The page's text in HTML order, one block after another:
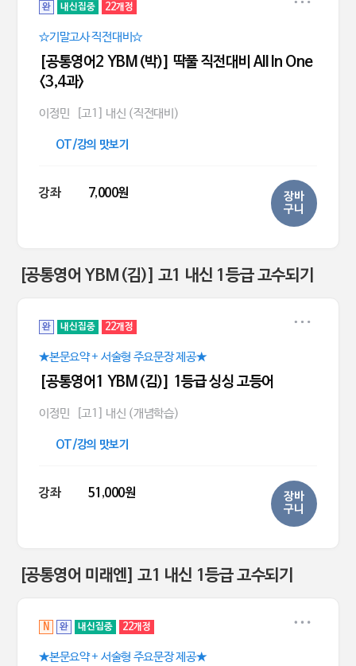
완 내신집중 22개정
☆기말고사 직전대비☆
[공통영어2 YBM(박)] 딱풀 직전대비 All In One
<3,4과>
이정민 [고1] 내신 (직전대비)
OT/강의 맛보기
강좌 7,000원
장바
구니
[공통영어 YBM(김)] 고1 내신 1등급 고수되기
완 내신집중 22개정
★본문요약 + 서술형 주요문장 제공★
[공통영어1 YBM(김)] 1등급 싱싱 고등어
이정민 [고1] 내신 (개념학습)
OT/강의 맛보기
강좌 51,000원
장바
구니
[공통영어 미래엔] 고1 내신 1등급 고수되기
N 완 내신집중 22개정
★본문요약 + 서술형 주요문장 제공★